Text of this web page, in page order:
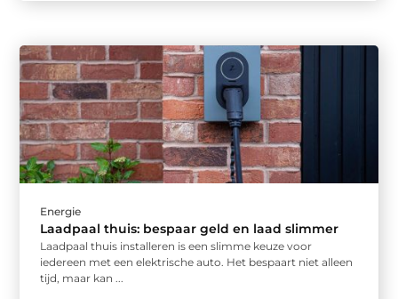
Energie
Laadpaal thuis: bespaar geld en laad slimmer
Laadpaal thuis installeren is een slimme keuze voor
iedereen met een elektrische auto. Het bespaart niet alleen
tijd, maar kan ...